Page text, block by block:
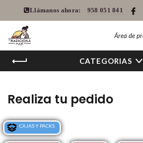
Llámanos ahora: 958 051 841
Área de
CATEGORIAS
Realiza tu pedido
CAJAS Y PACKS